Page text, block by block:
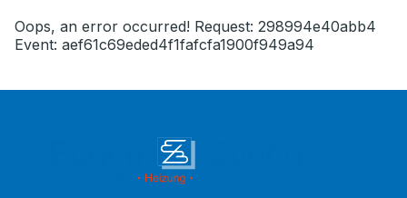
Oops, an error occurred! Request: 298994e40abb4
Event: aef61c69eded4f1fafcfa1900f949a94